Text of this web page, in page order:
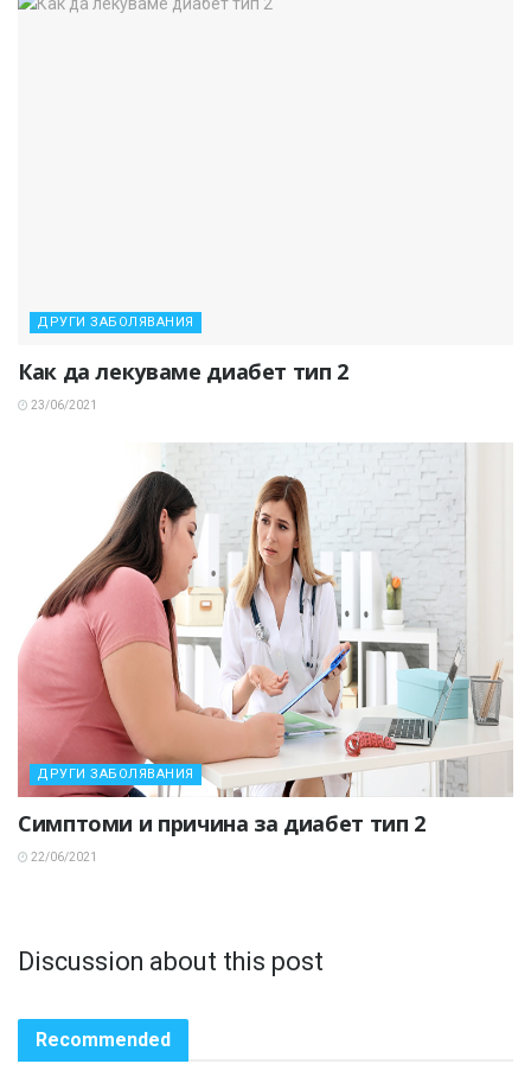
ДРУГИ ЗАБОЛЯВАНИЯ
Как да лекуваме диабет тип 2
23/06/2021
ДРУГИ ЗАБОЛЯВАНИЯ
Симптоми и причина за диабет тип 2
22/06/2021
Discussion about this post
Recommended